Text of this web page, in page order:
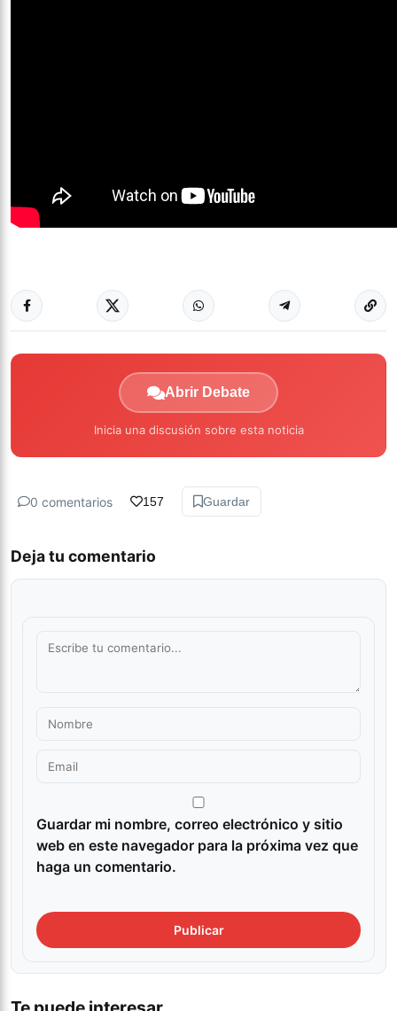
Abrir Debate
Inicia una discusión sobre esta noticia
0 comentarios 157 Guardar
Deja tu comentario
Guardar mi nombre, correo electrónico y sitio
web en este navegador para la próxima vez que
haga un comentario.